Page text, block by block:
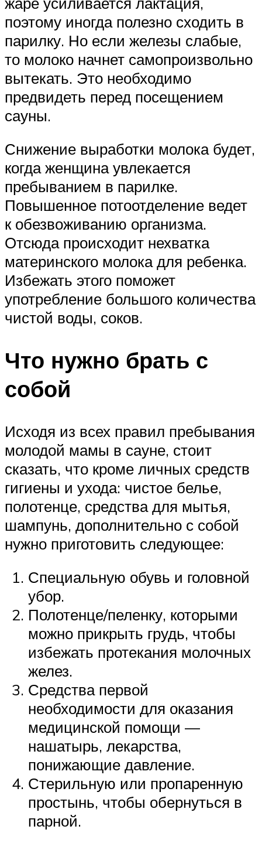
поэтому иногда полезно сходить в
парилку. Но если железы слабые,
то молоко начнет самопроизвольно
вытекать. Это необходимо
предвидеть перед посещением
сауны.
Снижение выработки молока будет,
когда женщина увлекается
пребыванием в парилке.
Повышенное потоотделение ведет
к обезвоживанию организма.
Отсюда происходит нехватка
материнского молока для ребенка.
Избежать этого поможет
употребление большого количества
чистой воды, соков.
Что нужно брать с
собой
Исходя из всех правил пребывания
молодой мамы в сауне, стоит
сказать, что кроме личных средств
гигиены и ухода: чистое белье,
полотенце, средства для мытья,
шампунь, дополнительно с собой
нужно приготовить следующее:
Специальную обувь и головной
убор.
Полотенце/пеленку, которыми
можно прикрыть грудь, чтобы
избежать протекания молочных
желез.
Средства первой
необходимости для оказания
медицинской помощи —
нашатырь, лекарства,
понижающие давление.
Стерильную или пропаренную
простынь, чтобы обернуться в
парной.